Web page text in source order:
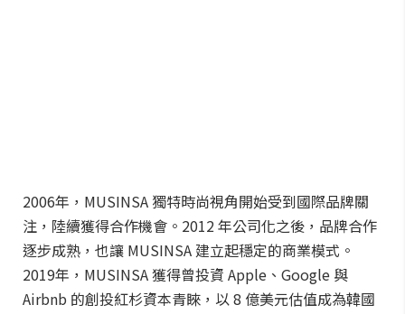
2006年，MUSINSA 獨特時尚視角開始受到國際品牌關
注，陸續獲得合作機會。2012 年公司化之後，品牌合作
逐步成熟，也讓 MUSINSA 建立起穩定的商業模式。
2019年，MUSINSA 獲得曾投資 Apple、Google 與
Airbnb 的創投紅杉資本青睞，以 8 億美元估值成為韓國